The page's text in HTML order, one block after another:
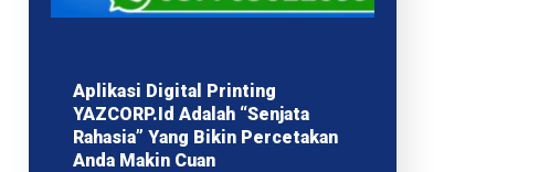
Aplikasi Digital Printing
YAZCORP.id Adalah “Senjata
Rahasia” Yang Bikin Percetakan
Anda Makin Cuan